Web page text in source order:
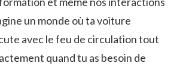
un monde où ta voiture
avec le feu de circulation tout
quand tu as besoin de